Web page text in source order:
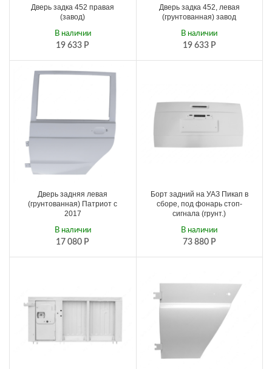
Дверь задка 452 правая
(завод)
19 633 Р
В наличии
Дверь задка 452, левая
(грунтованная) завод
19 633 Р
В наличии
Дверь задняя левая
(грунтованная) Патриот с
2017
17 080 Р
В наличии
Борт задний на УАЗ Пикап в
сборе, под фонарь стоп-
сигнала (грунт.)
73 880 Р
В наличии